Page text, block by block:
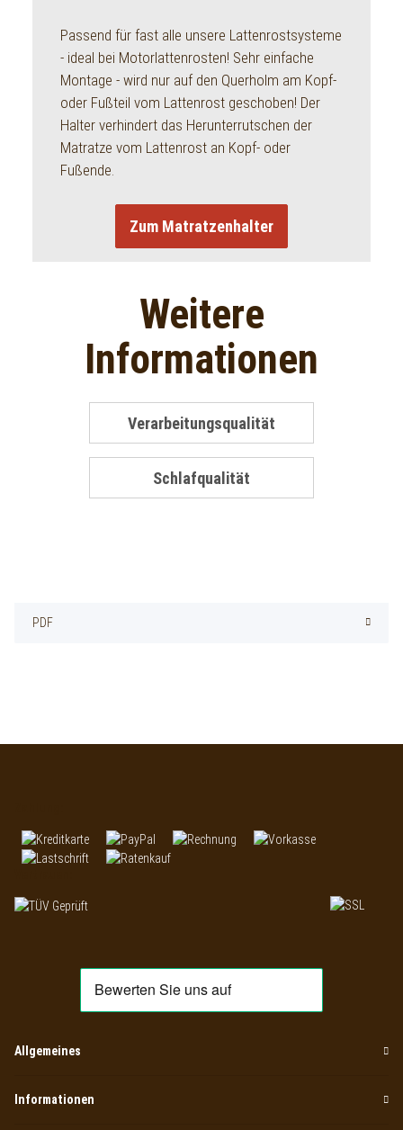
Passend für fast alle unsere Lattenrostsysteme
- ideal bei Motorlattenrosten! Sehr einfache
Montage - wird nur auf den Querholm am Kopf-
oder Fußteil vom Lattenrost geschoben! Der
Halter verhindert das Herunterrutschen der
Matratze vom Lattenrost an Kopf- oder
Fußende.
Zum Matratzenhalter
Weitere
Informationen
Verarbeitungsqualität
Schlafqualität
PDF
Allgemeines
Informationen